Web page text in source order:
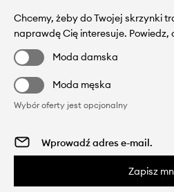
Chcemy, żeby do Twojej skrzynki
naprawdę Cię interesuje. Powiedz,
Moda damska
Moda męska
Wybór oferty jest opcjonalny
Zapisz